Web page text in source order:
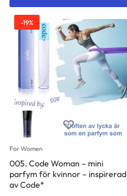
-19%
For Women
005. Code Woman – mini
parfym för kvinnor – inspirerad
av Code*